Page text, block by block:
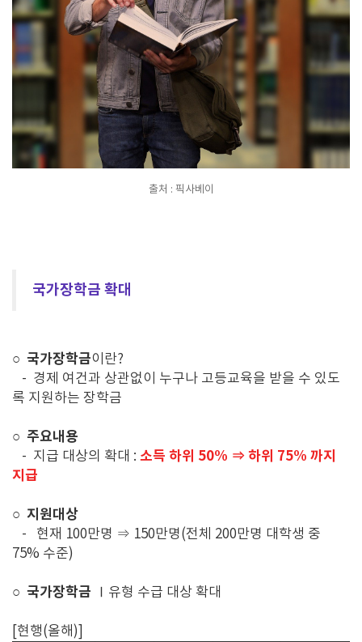
출처 : 픽사베이
국가장학금 확대
○ 국가장학금이란?
- 경제 여건과 상관없이 누구나 고등교육을 받을 수 있도
록 지원하는 장학금
○ 주요내용
- 지급 대상의 확대 : 소득 하위 50% ⇒ 하위 75% 까지
지급
○ 지원대상
- 현재 100만명 ⇒ 150만명(전체 200만명 대학생 중
75% 수준)
○ 국가장학금 Ⅰ 유형 수급 대상 확대
현행(올해)]